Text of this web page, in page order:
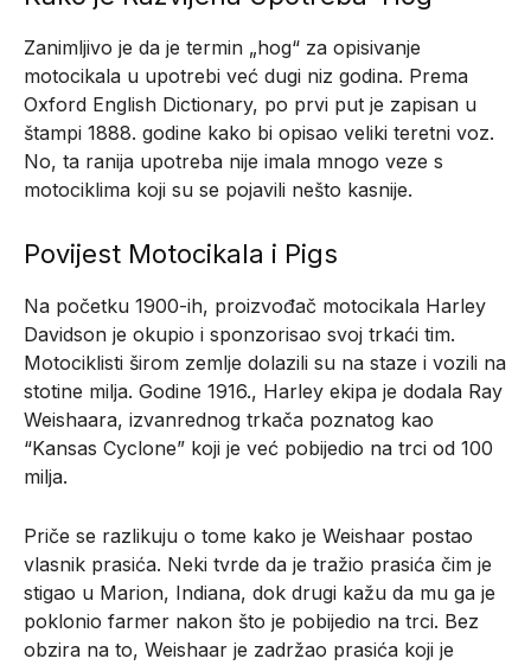
Zanimljivo je da je termin „hog“ za opisivanje
motocikala u upotrebi već dugi niz godina. Prema
Oxford English Dictionary, po prvi put je zapisan u
štampi 1888. godine kako bi opisao veliki teretni voz.
No, ta ranija upotreba nije imala mnogo veze s
motociklima koji su se pojavili nešto kasnije.
Povijest Motocikala i Pigs
Na početku 1900-ih, proizvođač motocikala Harley
Davidson je okupio i sponzorisao svoj trkaći tim.
Motociklisti širom zemlje dolazili su na staze i vozili na
stotine milja. Godine 1916., Harley ekipa je dodala Ray
Weishaara, izvanrednog trkača poznatog kao
“Kansas Cyclone” koji je već pobijedio na trci od 100
milja.
Priče se razlikuju o tome kako je Weishaar postao
vlasnik prasića. Neki tvrde da je tražio prasića čim je
stigao u Marion, Indiana, dok drugi kažu da mu ga je
poklonio farmer nakon što je pobijedio na trci. Bez
obzira na to, Weishaar je zadržao prasića koji je